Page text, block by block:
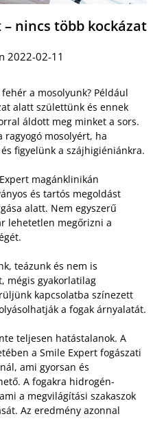
nincs több kockázat
2022-02-11
a mosolyunk? Például
alatt születtünk és ennek
áldott meg minket a sors.
ragyogó mosolyért, ha
figyelünk a szájhigiéniánkra.
magánklinikán
és tartós megoldást
alatt. Nem egyszerű
lehetetlen megőrizni a
teázunk és nem is
mégis gyakorlatilag
kapcsolatba színezett
a fogak árnyalatát.
teljesen hatástalanok. A
a Smile Expert fogászati
ami gyorsan és
A fogakra hidrogén-
a megvilágítási szakaszok
Az eredmény azonnal